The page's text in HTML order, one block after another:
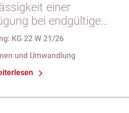
einer
bei endgültigem
und
Gesellschaftsregister
KG 22 W 21/26
und Umwandlung